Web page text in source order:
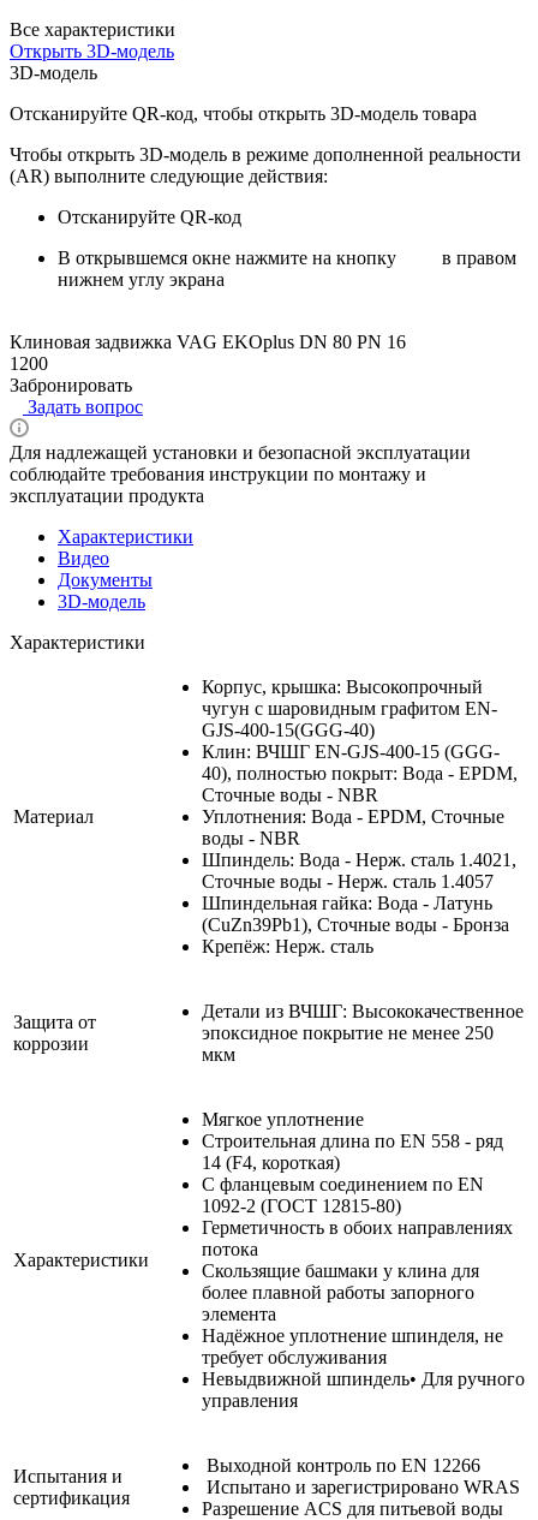
Все характеристики
Открыть 3D-модель
3D-модель
Отсканируйте QR-код, чтобы открыть 3D-модель товара
Чтобы открыть 3D-модель в режиме дополненной реальности
(AR) выполните следующие действия:
Отсканируйте QR-код
В открывшемся окне нажмите на кнопку
в правом
нижнем углу экрана
Клиновая задвижка VAG EKOplus DN 80 PN 16
1200
Забронировать
Задать вопрос
Для надлежащей установки и безопасной эксплуатации
соблюдайте требования инструкции по монтажу и
эксплуатации продукта
Характеристики
Видео
Документы
3D-модель
Характеристики
Материал
Корпус, крышка: Высокопрочный
чугун с шаровидным графитом EN-
GJS-400-15(GGG-40)
Клин: ВЧШГ EN-GJS-400-15 (GGG-
40), полностью покрыт: Вода - EPDM,
Сточные воды - NBR
Уплотнения: Вода - EPDM, Сточные
воды - NBR
Шпиндель: Вода - Нерж. сталь 1.4021,
Сточные воды - Нерж. сталь 1.4057
Шпиндельная гайка: Вода - Латунь
(CuZn39Pb1), Сточные воды - Бронза
Крепёж: Нерж. сталь
Защита от
коррозии
Детали из ВЧШГ: Высококачественное
эпоксидное покрытие не менее 250
мкм
Характеристики
Мягкое уплотнение
Строительная длина по EN 558 - ряд
14 (F4, короткая)
С фланцевым соединением по EN
1092-2 (ГОСТ 12815-80)
Герметичность в обоих направлениях
потока
Скользящие башмаки у клина для
более плавной работы запорного
элемента
Надёжное уплотнение шпинделя, не
требует обслуживания
Невыдвижной шпиндель• Для ручного
управления
Испытания и
сертификация
Выходной контроль по EN 12266
Испытано и зарегистрировано WRAS
Разрешение ACS для питьевой воды